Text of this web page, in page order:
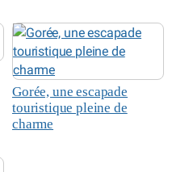
Gorée, une escapade
touristique pleine de
charme